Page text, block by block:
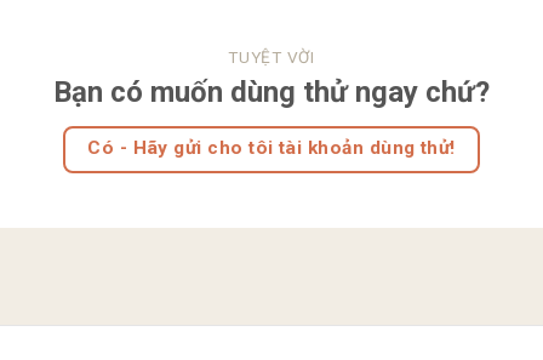
TUYỆT VỜI
Bạn có muốn dùng thử ngay chứ?
Có - Hãy gửi cho tôi tài khoản dùng thử!